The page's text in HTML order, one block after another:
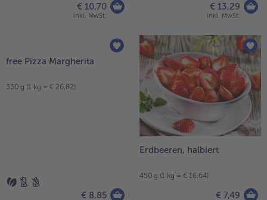
€ 10,70
inkl. MwSt.
€ 13,29
inkl. MwSt.
330 g (1 kg = € 26,82)
Erdbeeren, halbiert
450 g (1 kg = € 16,64)